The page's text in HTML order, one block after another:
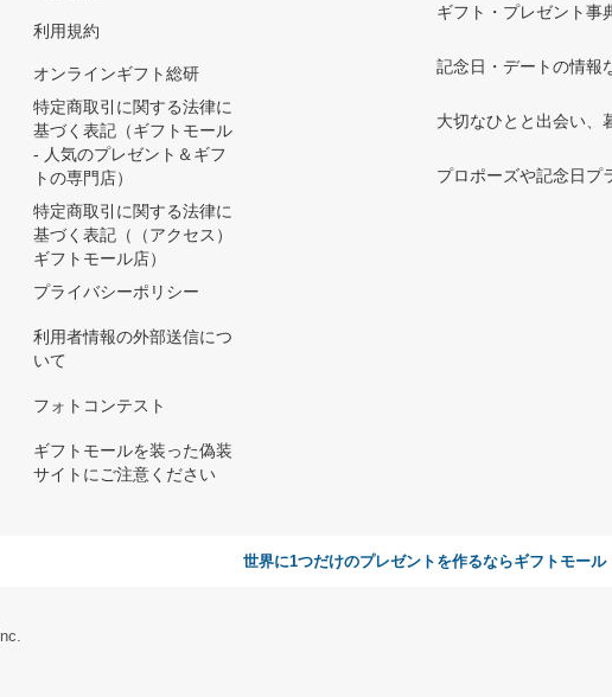
利用規約
オンラインギフト総研
特定商取引に関する法律に
基づく表記（ギフトモール
- 人気のプレゼント＆ギフ
トの専門店）
特定商取引に関する法律に
基づく表記（（アクセス）
ギフトモール店）
プライバシーポリシー
利用者情報の外部送信につ
いて
フォトコンテスト
ギフトモールを装った偽装
サイトにご注意ください
ギフト・プレゼント事
記念日・デートの情報
大切なひとと出会い、
プロポーズや記念日プ
世界に1つだけのプレゼントを作るならギフトモール